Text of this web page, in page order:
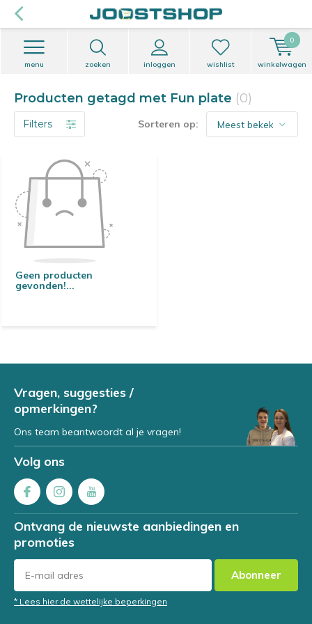
zoeken inloggen
menu wishlist winkelwagen
0
Producten getagd met Fun plate (0)
Filters Sorteren op:
Geen producten
gevonden!...
Vragen, suggesties /
opmerkingen?
Ons team beantwoordt al je vragen!
Volg ons
Ontvang de nieuwste aanbiedingen en
promoties
Abonneer
* Lees hier de wettelijke beperkingen